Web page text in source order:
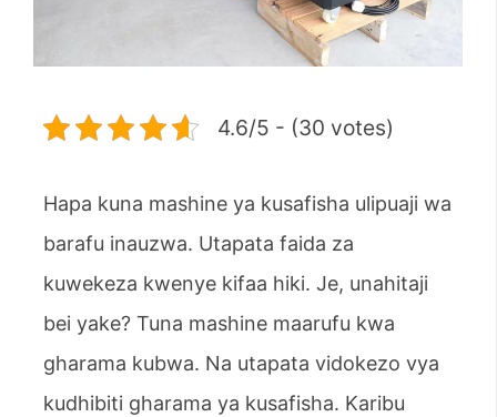
4.6/5 - (30 votes)
Hapa kuna mashine ya kusafisha ulipuaji wa
barafu inauzwa. Utapata faida za
kuwekeza kwenye kifaa hiki. Je, unahitaji
bei yake? Tuna mashine maarufu kwa
gharama kubwa. Na utapata vidokezo vya
kudhibiti gharama ya kusafisha. Karibu